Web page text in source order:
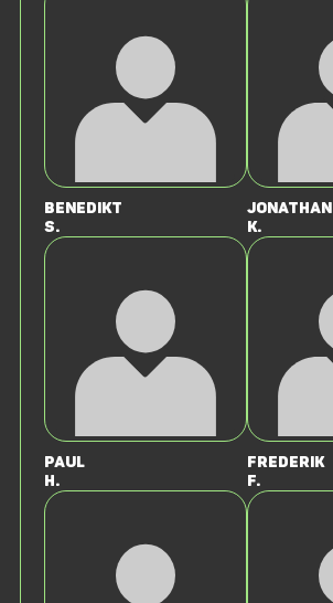
Benedikt
S.
Jonathan
K.
Paul
H.
Frederik
F.